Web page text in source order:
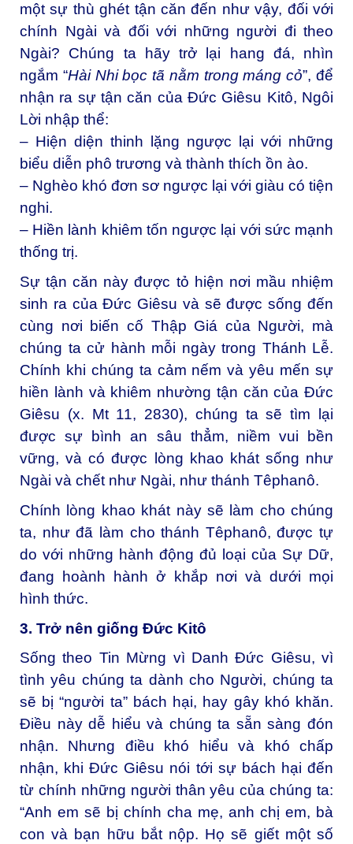
một sự thù ghét tận căn đến như vậy, đối với
chính Ngài và đối với những người đi theo
Ngài? Chúng ta hãy trở lại hang đá, nhìn
ngắm “Hài Nhi bọc tã nằm trong máng cỏ”, để
nhận ra sự tận căn của Đức Giêsu Kitô, Ngôi
Lời nhập thể:
– Hiện diện thinh lặng ngược lại với những
biểu diễn phô trương và thành thích ồn ào.
– Nghèo khó đơn sơ ngược lại với giàu có tiện
nghi.
– Hiền lành khiêm tốn ngược lại với sức mạnh
thống trị.
Sự tận căn này được tỏ hiện nơi mầu nhiệm
sinh ra của Đức Giêsu và sẽ được sống đến
cùng nơi biến cố Thập Giá của Người, mà
chúng ta cử hành mỗi ngày trong Thánh Lễ.
Chính khi chúng ta cảm nếm và yêu mến sự
hiền lành và khiêm nhường tận căn của Đức
Giêsu (x. Mt 11, 2830), chúng ta sẽ tìm lại
được sự bình an sâu thẳm, niềm vui bền
vững, và có được lòng khao khát sống như
Ngài và chết như Ngài, như thánh Têphanô.
Chính lòng khao khát này sẽ làm cho chúng
ta, như đã làm cho thánh Têphanô, được tự
do với những hành động đủ loại của Sự Dữ,
đang hoành hành ở khắp nơi và dưới mọi
hình thức.
3. Trở nên giống Đức Kitô
Sống theo Tin Mừng vì Danh Đức Giêsu, vì
tình yêu chúng ta dành cho Người, chúng ta
sẽ bị “người ta” bách hại, hay gây khó khăn.
Điều này dễ hiểu và chúng ta sẵn sàng đón
nhận. Nhưng điều khó hiểu và khó chấp
nhận, khi Đức Giêsu nói tới sự bách hại đến
từ chính những người thân yêu của chúng ta:
“Anh em sẽ bị chính cha mẹ, anh chị em, bà
con và bạn hữu bắt nộp. Họ sẽ giết một số